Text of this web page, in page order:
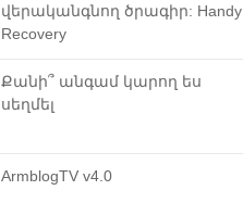
վերականգնող ծրագիր: Handy
Recovery
Քանի՞ անգամ կարող ես
սեղմել
ArmblogTV v4.0